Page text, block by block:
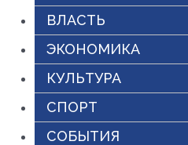
ВЛАСТЬ
ЭКОНОМИКА
КУЛЬТУРА
СПОРТ
СОБЫТИЯ